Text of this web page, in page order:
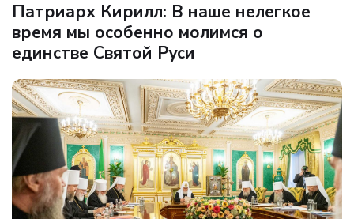
Патриарх Кирилл: В наше нелегкое
время мы особенно молимся о
единстве Святой Руси